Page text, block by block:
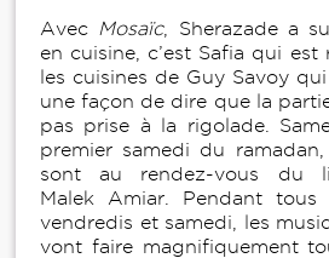
Avec Mosaïc, Sherazade a
en cuisine, c’est Safia qui est
les cuisines de Guy Savoy
une façon de dire que la
pas prise à la rigolade.
premier samedi du
sont au rendez-vous du
Malek Amiar. Pendant
vendredis et samedi, les
vont faire magnifiquement